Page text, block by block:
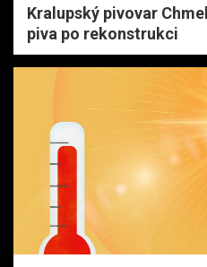
Kralupský pivovar
piva po rekonstrukci